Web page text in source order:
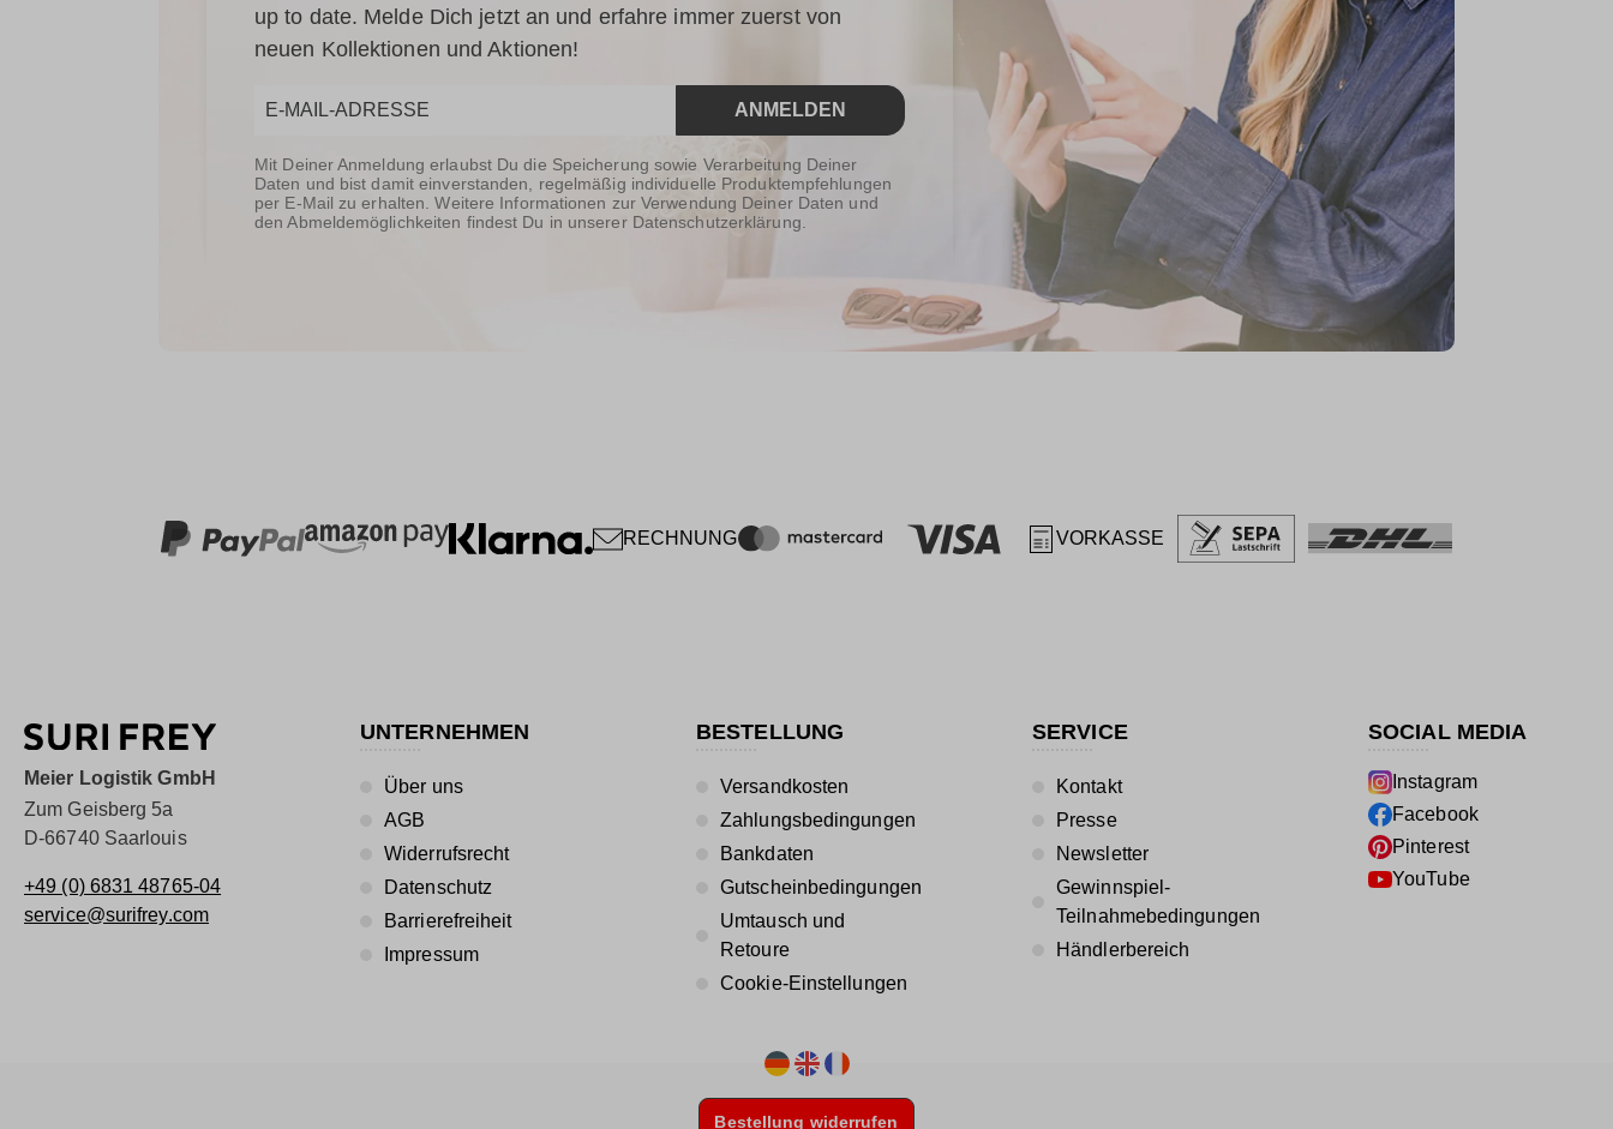
up to date. Melde Dich jetzt an und erfahre immer zuerst von
neuen Kollektionen und Aktionen!
ANMELDEN
Mit Deiner Anmeldung erlaubst Du die Speicherung sowie Verarbeitung Deiner
Daten und bist damit einverstanden, regelmäßig individuelle Produktempfehlungen
per E-Mail zu erhalten. Weitere Informationen zur Verwendung Deiner Daten und
den Abmeldemöglichkeiten findest Du in unserer Datenschutzerklärung.
RECHNUNG VORKASSE
Meier Logistik GmbH
Zum Geisberg 5a
D-66740 Saarlouis
+49 (0) 6831 48765-04
service@surifrey.com
UNTERNEHMEN
Über uns
AGB
Widerrufsrecht
Datenschutz
Barrierefreiheit
Impressum
BESTELLUNG
Versandkosten
Zahlungsbedingungen
Bankdaten
Gutscheinbedingungen
Umtausch und
Retoure
Cookie-Einstellungen
SERVICE
Kontakt
Presse
Newsletter
Gewinnspiel-
Teilnahmebedingungen
Händlerbereich
SOCIAL MEDIA
Instagram
Facebook
Pinterest
YouTube
Bestellung widerrufen